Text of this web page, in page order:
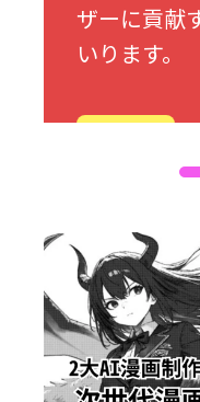
ザーに貢献
いります。